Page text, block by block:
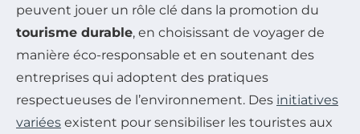
peuvent jouer un rôle clé dans la promotion du
tourisme durable, en choisissant de voyager de
manière éco-responsable et en soutenant des
entreprises qui adoptent des pratiques
respectueuses de l’environnement. Des initiatives
variées existent pour sensibiliser les touristes aux